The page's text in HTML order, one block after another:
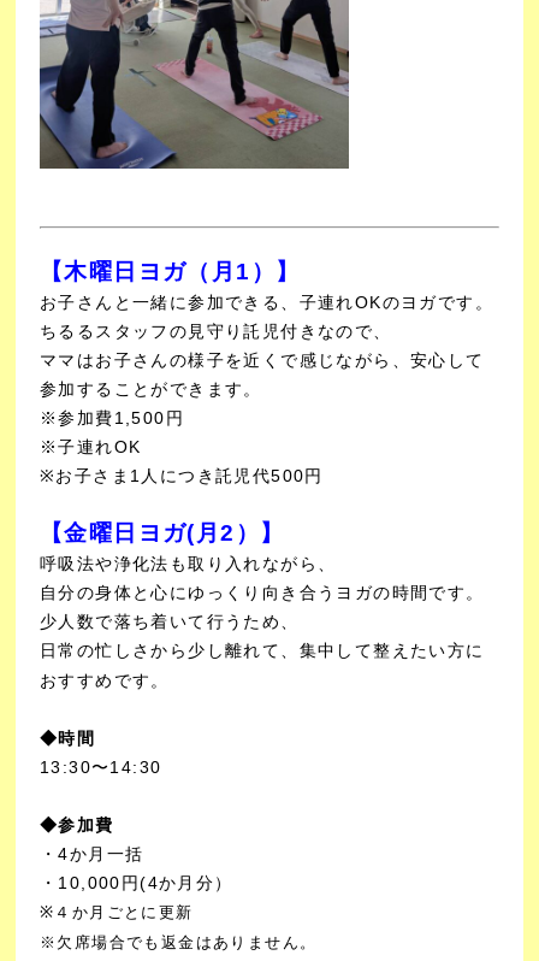
【木曜日ヨガ（月1）】
お子さんと一緒に参加できる、子連れOKのヨガです。
ちるるスタッフの見守り託児付きなので、
ママはお子さんの様子を近くで感じながら、安心して
参加することができます。
※参加費1,500円
※子連れOK
※お子さま1人につき託児代500円
【金曜日ヨガ(月2）】
呼吸法や浄化法も取り入れながら、
自分の身体と心にゆっくり向き合うヨガの時間です。
少人数で落ち着いて行うため、
日常の忙しさから少し離れて、集中して整えたい方に
おすすめです。
◆時間
13:30〜14:30
◆参加費
・4か月一括
・10,000円(4か月分）
※４か月ごとに更新
※欠席場合でも返金はありません。